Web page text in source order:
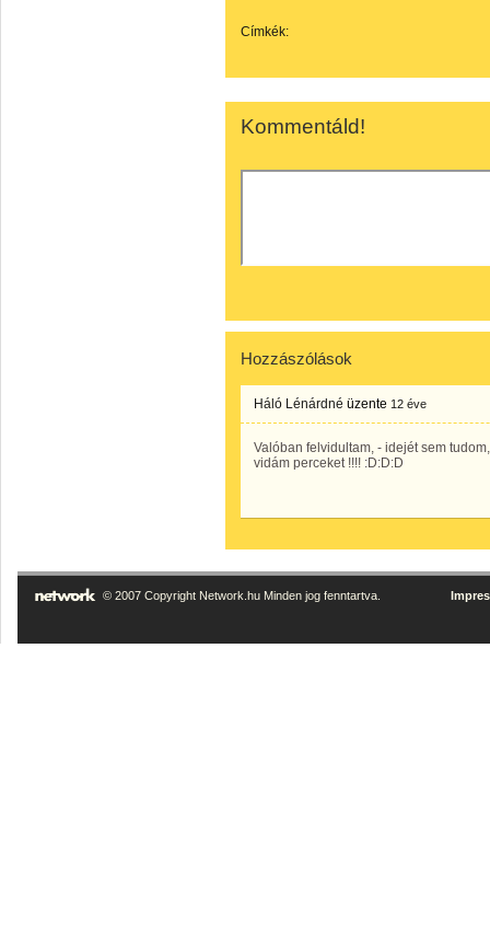
Címkék:
Kommentáld!
Hozzászólások
Háló Lénárdné üzente 12 éve
Valóban felvidultam, - idejét sem
vidám perceket !!!! :D:D:D
© 2007 Copyright Network.hu Minden jog fenntartva.